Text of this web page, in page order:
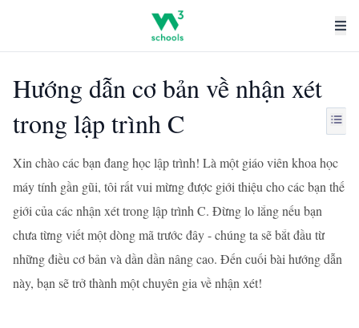
Hướng dẫn cơ bản về nhận xét
trong lập trình C
Xin chào các bạn đang học lập trình! Là một giáo viên khoa học
máy tính gần gũi, tôi rất vui mừng được giới thiệu cho các bạn thế
giới của các nhận xét trong lập trình C. Đừng lo lắng nếu bạn
chưa từng viết một dòng mã trước đây - chúng ta sẽ bắt đầu từ
những điều cơ bản và dần dần nâng cao. Đến cuối bài hướng dẫn
này, bạn sẽ trở thành một chuyên gia về nhận xét!